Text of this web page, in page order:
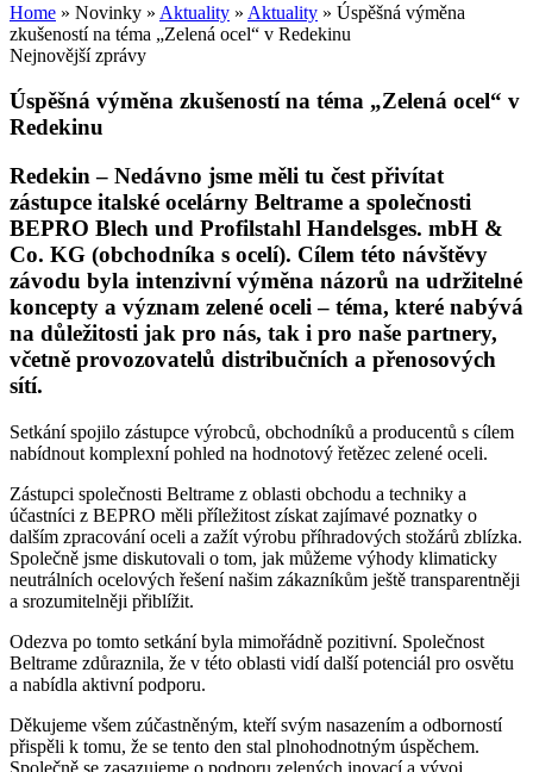
Home » Novinky » Aktuality » Aktuality » Úspěšná výměna
zkušeností na téma „Zelená ocel“ v Redekinu
Nejnovější zprávy
Úspěšná výměna zkušeností na téma „Zelená ocel“ v
Redekinu
Redekin– Nedávno jsme měli tu čest přivítat
zástupce italské ocelárny Beltrame a společnosti
BEPRO Blech und Profilstahl Handelsges. mbH &
Co. KG (obchodníka s ocelí). Cílem této návštěvy
závodu byla intenzivní výměna názorů na udržitelné
koncepty a význam zelené oceli – téma, které nabývá
na důležitosti jak pro nás, tak i pro naše partnery,
včetně provozovatelů distribučních a přenosových
sítí.
Setkání spojilo zástupce výrobců, obchodníků a producentů s cílem
nabídnout komplexní pohled na hodnotový řetězec zelené oceli.
Zástupci společnosti Beltrame z oblasti obchodu a techniky a
účastníci z BEPRO měli příležitost získat zajímavé poznatky o
dalším zpracování oceli a zažít výrobu příhradových stožárů zblízka.
Společně jsme diskutovali o tom, jak můžeme výhody klimaticky
neutrálních ocelových řešení našim zákazníkům ještě transparentněji
a srozumitelněji přiblížit.
Odezva po tomto setkání byla mimořádně pozitivní. Společnost
Beltrame zdůraznila, že v této oblasti vidí další potenciál pro osvětu
a nabídla aktivní podporu.
Děkujeme všem zúčastněným, kteří svým nasazením a odborností
přispěli k tomu, že se tento den stal plnohodnotným úspěchem.
Společně se zasazujeme o podporu zelených inovací a vývoj